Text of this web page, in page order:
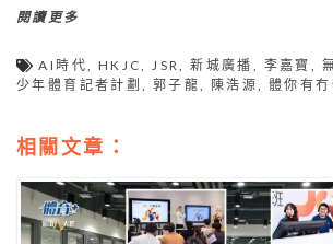
閱讀更多
AI時代, HKJC,JSR,新城廣播 , 李嘉寶 ,
少年體育記者計劃,郭子龍, 陳浩源,體你有
相關文章：